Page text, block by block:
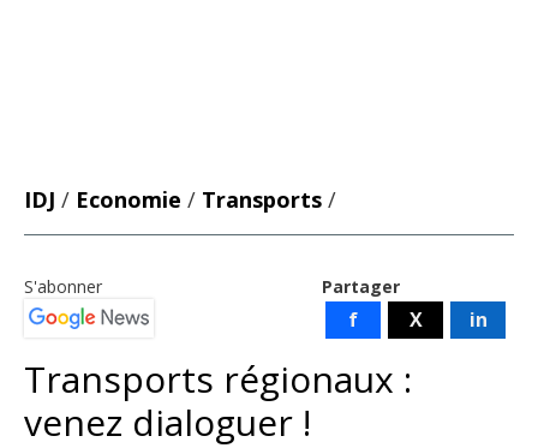
IDJ / Economie / Transports /
Partager
f X in
S'abonner
Transports régionaux :
venez dialoguer !